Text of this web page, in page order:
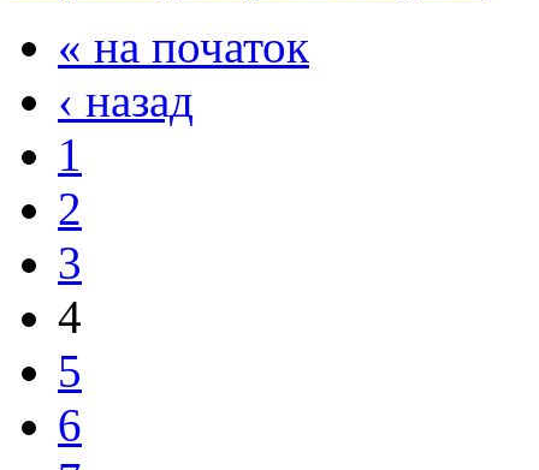
« на початок
‹ назад
1
2
3
4
5
6